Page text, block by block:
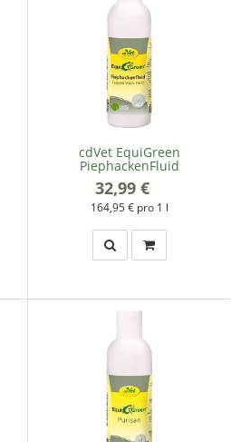
cdVet EquiGreen
PiephackenFluid
32,99 €
164,95 € pro 1 l